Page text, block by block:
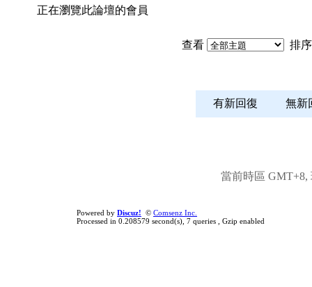
正在瀏覽此論壇的會員
查看 排
有新回復 無
當前時區 GMT+8,
Powered by Discuz! © Comsenz Inc.
Processed in 0.208579 second(s), 7 queries , Gzip enabled